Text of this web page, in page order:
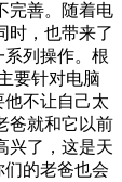
完善。随着电
时，也带来了
列操作。根
要针对电脑
不让自己太
爸就和它以前
兴了，这是天
的老爸也会